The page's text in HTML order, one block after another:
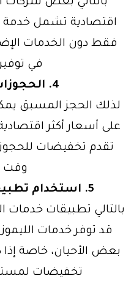
بالتالي بعض شركات
اقتصادية تشمل خدمة
فقط دون الخدمات
في
4. الحجوزات المسبقة:
لذلك الحجز المسبق
على أسعار أكثر
تقدم تخفيضات
وقت
5. استخدام تطبيقات خدمات النقل:
قد توفر خدمات
بعض الأحيان، خاصة
تخفيضات